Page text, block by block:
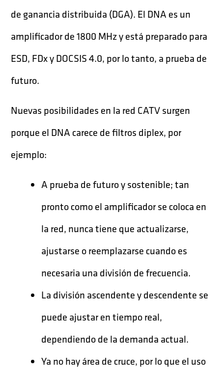
de ganancia distribuida (DGA). El DNA es un
amplificador de 1800 MHz y está preparado para
ESD, FDx y DOCSIS 4.0, por lo tanto, a prueba de
futuro.
Nuevas posibilidades en la red CATV surgen
porque el DNA carece de filtros diplex, por
ejemplo:
A prueba de futuro y sostenible; tan
pronto como el amplificador se coloca en
la red, nunca tiene que actualizarse,
ajustarse o reemplazarse cuando es
necesaria una división de frecuencia.
La división ascendente y descendente se
puede ajustar en tiempo real,
dependiendo de la demanda actual.
Ya no hay área de cruce, por lo que el uso